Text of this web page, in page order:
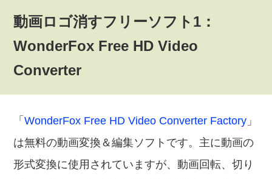
動画ロゴ消すフリーソフト1：
WonderFox Free HD Video
Converter
「WonderFox Free HD Video Converter Factory 」
は無料の動画変換＆編集ソフトです。主に動画の
形式変換に使用されていますが、動画回転、切り